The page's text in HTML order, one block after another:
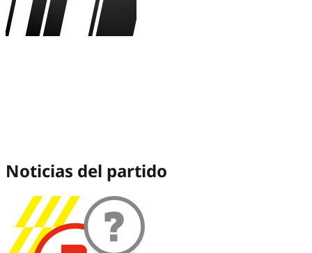
Noticias del partido